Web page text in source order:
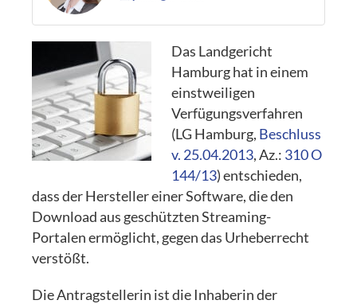
Das Landgericht
Hamburg hat in einem
einstweiligen
Verfügungsverfahren
(LG Hamburg, Beschluss
v. 25.04.2013, Az.: 310 O
144/13) entschieden,
dass der Hersteller einer Software, die den
Download aus geschützten Streaming-
Portalen ermöglicht, gegen das Urheberrecht
verstößt.
Die Antragstellerin ist die Inhaberin der